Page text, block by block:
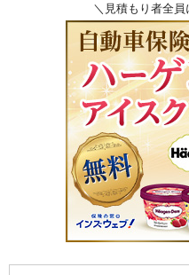
＼見積もり者全